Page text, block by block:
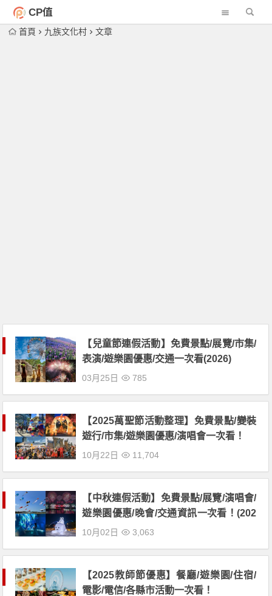
CP值
首頁 九族文化村 文章
【兒童節連假活動】免費景點/展覽/市集/
表演/遊樂園優惠/交通一次看(2026)
03月25日 785
【2025萬聖節活動整理】免費景點/變裝
遊行/市集/遊樂園優惠/演唱會一次看！
10月22日 11,704
【中秋連假活動】免費景點/展覽/演唱會/
遊樂園優惠/晚會/交通資訊一次看！(202
5)
10月02日 3,063
【2025教師節優惠】餐廳/遊樂園/住宿/
電影/電信/各縣市活動一次看！